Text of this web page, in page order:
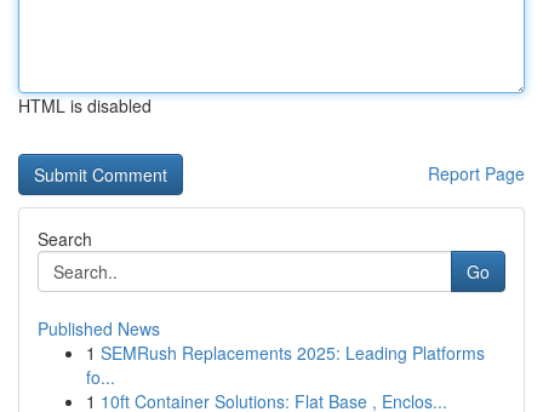
HTML is disabled
Report Page
Search
Go
Published News
1 SEMRush Replacements 2025: Leading Platforms
fo...
1 10ft Container Solutions: Flat Base , Enclos...